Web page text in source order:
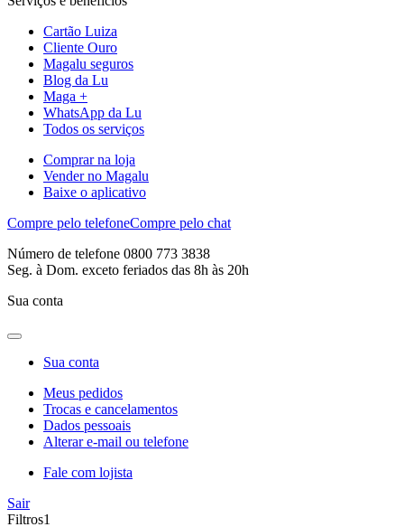
Cartão Luiza
Cliente Ouro
Magalu seguros
Blog da Lu
Maga +
WhatsApp da Lu
Todos os serviços
Comprar na loja
Vender no Magalu
Baixe o aplicativo
Compre pelo telefoneCompre pelo chat
Número de telefone 0800 773 3838
Seg. à Dom. exceto feriados das 8h às 20h
Sua conta
Sua conta
Meus pedidos
Trocas e cancelamentos
Dados pessoais
Alterar e-mail ou telefone
Fale com lojista
Sair
Filtros1